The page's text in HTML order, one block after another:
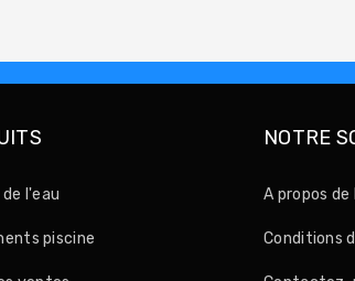
l'eau
piscine
NOTRE
A propos de
Conditions